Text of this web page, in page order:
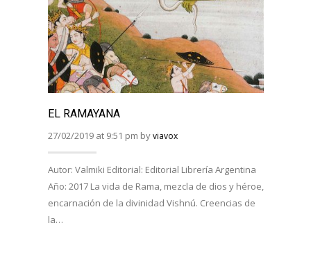
EL RAMAYANA
27/02/2019 at 9:51 pm byviavox
Autor: Valmiki Editorial: Editorial Librería Argentina
Año: 2017 La vida de Rama, mezcla de dios y héroe,
encarnación de la divinidad Vishnú. Creencias de
la…